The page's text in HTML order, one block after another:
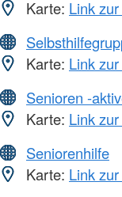
Karte: Link
Karte: Link
Senioren -
Karte: Link
Seniorenhilfe
Karte: Link